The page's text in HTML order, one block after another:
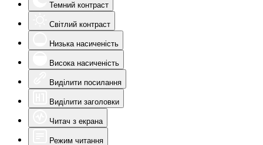
Темний контраст
Світлий контраст
Низька насиченість
Висока насиченість
Виділити посилання
Виділити заголовки
Читач з екрана
Режим читання